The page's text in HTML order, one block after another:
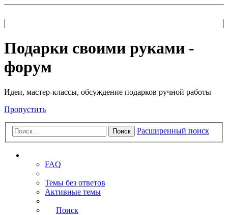
Подарки своими руками -
форум
Идеи, мастер-классы, обсуждение подарков ручной работы
Пропустить
Поиск Расширенный поиск
FAQ
Темы без ответов
Активные темы
Поиск